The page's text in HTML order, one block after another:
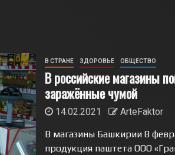
В СТРАНЕ ЗДОРОВЬЕ ОБЩЕСТВО
В российские магазины
заражённые чумой
14.02.2021
ArteFaktor
В магазины Башкирии 8
продукция паштета ООО